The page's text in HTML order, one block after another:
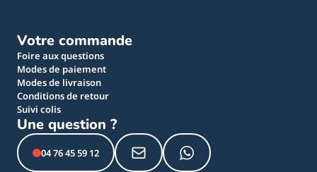
Votre commande
Foire aux questions
Modes de paiement
Modes de livraison
Conditions de retour
Suivi colis
Une question ?
04 76 45 59 12